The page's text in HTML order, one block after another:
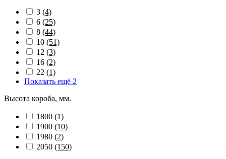
3 (4)
6 (25)
8 (44)
10 (51)
12 (3)
16 (2)
22 (1)
Показать ещё 2
Высота короба, мм.
1800 (1)
1900 (10)
1980 (2)
2050 (150)